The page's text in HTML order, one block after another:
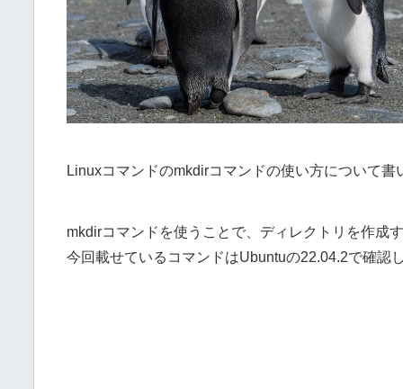
Linuxコマンドのmkdirコマンドの使い方について書
mkdirコマンドを使うことで、ディレクトリを作成
今回載せているコマンドはUbuntuの22.04.2で確認